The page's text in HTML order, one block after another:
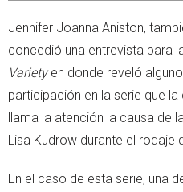
Jennifer Joanna Aniston,
concedió una entrevista para
Varietyen donde reveló
participación en la serie que
llama la atención la causa de
Lisa Kudrow durante el rodaje
En el caso de esta serie, una